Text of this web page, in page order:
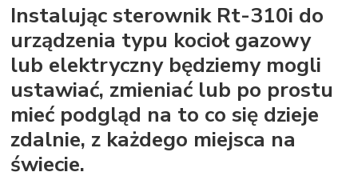
Instalując sterownik Rt-310i do
urządzenia typu kocioł gazowy
lub elektryczny będziemy mogli
ustawiać, zmieniać lub po prostu
mieć podgląd na to co się dzieje
zdalnie, z każdego miejsca na
świecie.